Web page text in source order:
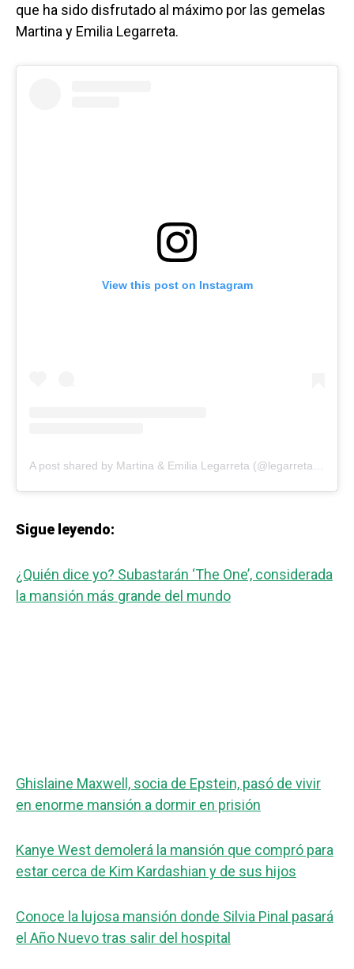
que ha sido disfrutado al máximo por las gemelas
Martina y Emilia Legarreta.
View this post on Instagram
Sigue leyendo:
¿Quién dice yo? Subastarán ‘The One’, considerada
la mansión más grande del mundo
Ghislaine Maxwell, socia de Epstein, pasó de vivir
en enorme mansión a dormir en prisión
Kanye West demolerá la mansión que compró para
estar cerca de Kim Kardashian y de sus hijos
Conoce la lujosa mansión donde Silvia Pinal pasará
el Año Nuevo tras salir del hospital